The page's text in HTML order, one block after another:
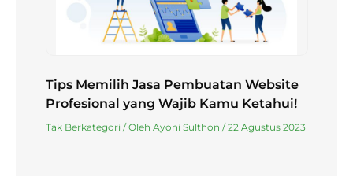
Tips Memilih Jasa Pembuatan Website
Profesional yang Wajib Kamu Ketahui!
Tak Berkategori / Oleh Ayoni Sulthon /22 Agustus 2023